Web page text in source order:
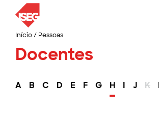
Início/ Pessoas
Docentes
A B C D E F G H I J K